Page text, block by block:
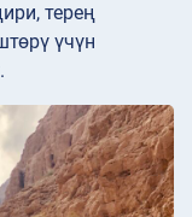
терең
үчүн